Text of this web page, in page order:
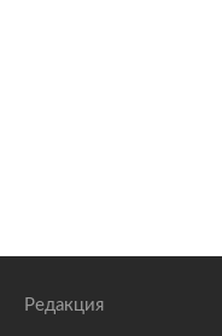
Редакция